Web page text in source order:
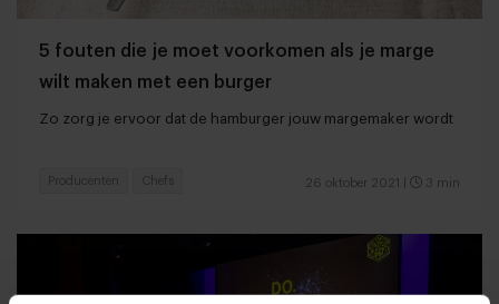
5 fouten die je moet voorkomen als je marge
wilt maken met een burger
Zo zorg je ervoor dat de hamburger jouw margemaker wordt
26 oktober 2021 3 min
Producenten Chefs